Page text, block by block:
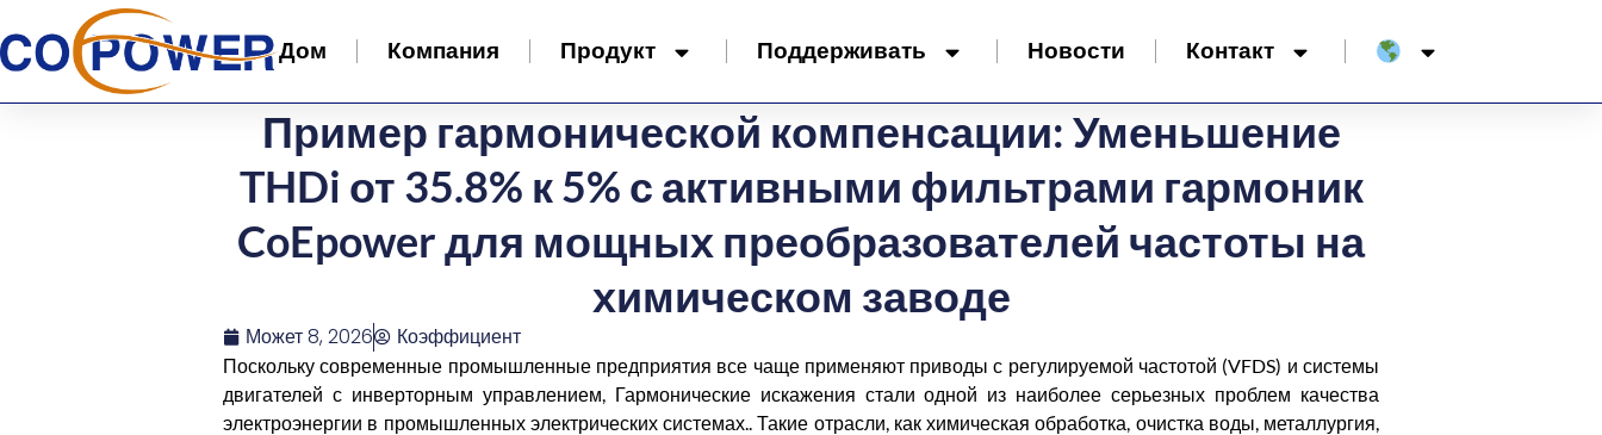
Дом Компания Продукт Поддерживать Новости Контакт
Пример гармонической компенсации: Уменьшение
THDi от 35.8% к 5% с активными фильтрами гармоник
CoEpower для мощных преобразователей частоты на
химическом заводе
Может 8, 2026 Коэффициент
Поскольку современные промышленные предприятия все чаще применяют приводы с регулируемой частотой (VFDS) и системы
двигателей с инверторным управлением, Гармонические искажения стали одной из наиболее серьезных проблем качества
электроэнергии в промышленных электрических системах.. Такие отрасли, как химическая обработка, очистка воды, металлургия,